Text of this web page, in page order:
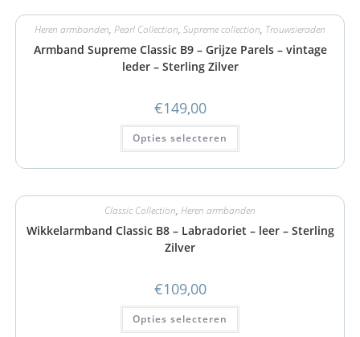
Heren armbanden, Pearl Collection, Supreme collection, Trouwsieraden
Armband Supreme Classic B9 – Grijze Parels – vintage
leder – Sterling Zilver
€149,00
Opties selecteren
Classic Collection, Heren armbanden
Wikkelarmband Classic B8 – Labradoriet – leer – Sterling
Zilver
€109,00
Opties selecteren